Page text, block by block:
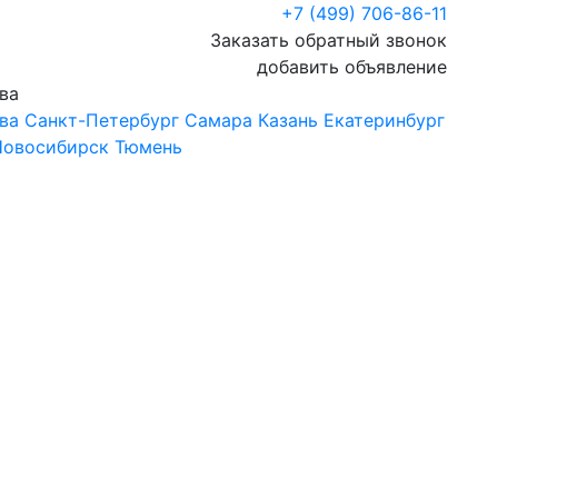
+7 (499) 706-86-11
Заказать обратный звонок
добавить объявление
Санкт-Петербург Самара Казань Екатеринбург
Тюмень